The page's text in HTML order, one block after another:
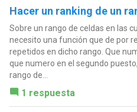
Hacer un ranking de un
Sobre un rango de celdas en las
necesito una función que de por
repetidos en dicho rango. Que
que numero en el segundo
rango de...
1 respuesta